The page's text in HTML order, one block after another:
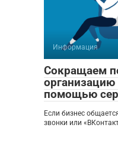
Информация
Сокращаем
помощью
Если бизнес
звонки или